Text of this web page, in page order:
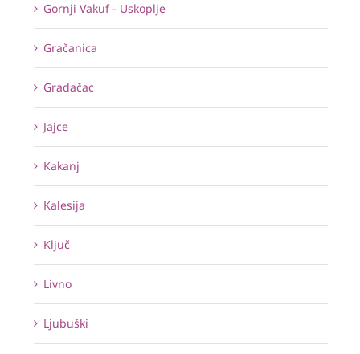
Gornji Vakuf - Uskoplje
Gračanica
Gradačac
Jajce
Kakanj
Kalesija
Ključ
Livno
Ljubuški